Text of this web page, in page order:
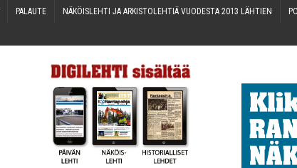
PALAU­TE NÄKÖIS­LEH­TI JA ARKIS­TO­LEH­TIÄ VUO­DES­TA 2013 LÄHTIEN